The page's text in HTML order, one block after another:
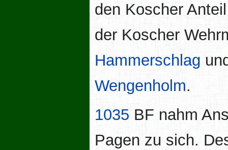
den Koscher
der Koscher
Hammerschlag
Wengenholm.
1035 BF nahm
Pagen zu sich.